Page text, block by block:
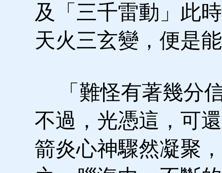
及「三千雷動」此
天火三玄變，便是
「難怪有著幾分
不過，光憑這，可
箭炎心神驟然凝聚